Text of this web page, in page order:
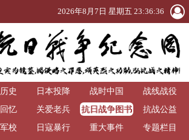
2026年8月7日 星期五 23:36:38
史 日本投降 战时中国
战线战役
忆 关爱老兵
抗日战争图书
馆
抗战公益
校 日寇暴行 重大事件
专题栏目